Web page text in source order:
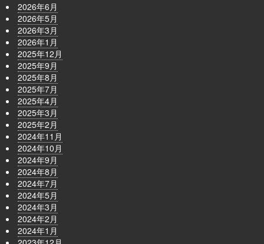
2026年6月
2026年5月
2026年3月
2026年1月
2025年12月
2025年9月
2025年8月
2025年7月
2025年4月
2025年3月
2025年2月
2024年11月
2024年10月
2024年9月
2024年8月
2024年7月
2024年5月
2024年3月
2024年2月
2024年1月